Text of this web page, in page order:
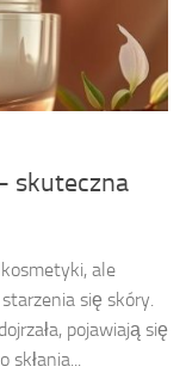
skuteczna
ale
się skóry.
pojawiają się
skłania...